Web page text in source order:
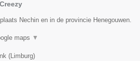
Nechin en in de provincie Henegouwen.
maps ▼
(Limburg)